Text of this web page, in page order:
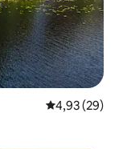
Gemiddelde
4,93 (29)